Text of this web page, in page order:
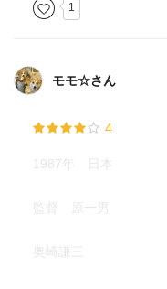
1
モモ☆さん
4
1987年 日本
監督 原一男
奥崎謙三